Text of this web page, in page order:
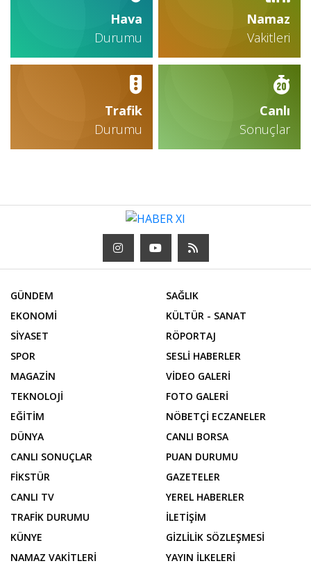
Hava
Durumu
Namaz
Vakitleri
Trafik
Durumu
Canlı
Sonuçlar
GÜNDEM
EKONOMİ
SİYASET
SPOR
MAGAZİN
TEKNOLOJİ
EĞİTİM
DÜNYA
SAĞLIK
KÜLTÜR - SANAT
RÖPORTAJ
SESLİ HABERLER
VİDEO GALERİ
FOTO GALERİ
NÖBETÇİ ECZANELER
CANLI BORSA
CANLI SONUÇLAR
FİKSTÜR
CANLI TV
TRAFİK DURUMU
KÜNYE
NAMAZ VAKİTLERİ
PUAN DURUMU
GAZETELER
YEREL HABERLER
İLETİŞİM
GİZLİLİK SÖZLEŞMESİ
YAYIN İLKELERİ